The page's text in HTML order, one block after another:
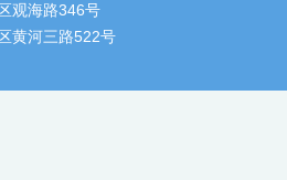
观海路346号
黄河三路522号